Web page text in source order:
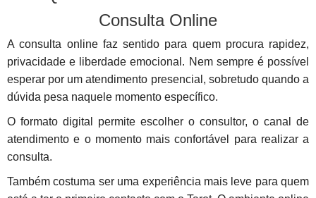
Consulta Online
A consulta online faz sentido para quem procura rapidez,
privacidade e liberdade emocional. Nem sempre é possível
esperar por um atendimento presencial, sobretudo quando a
dúvida pesa naquele momento específico.
O formato digital permite escolher o consultor, o canal de
atendimento e o momento mais confortável para realizar a
consulta.
Também costuma ser uma experiência mais leve para quem